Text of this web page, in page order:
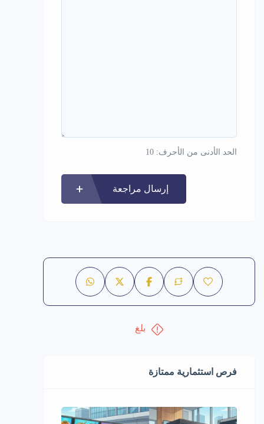
الحد الأدنى من الأحرف: 10
إرسال مراجعة
بلغ
فرص استثمارية ممتازة